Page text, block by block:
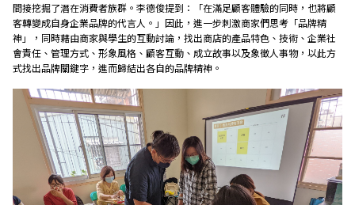
間接挖掘了潛在消費者族群。李德俊提到：「在滿足顧客體驗的同時，也將顧
客轉變成自身企業品牌的代言人。」因此，進一步刺激商家們思考「品牌精
神」，同時藉由商家與學生的互動討論，找出商店的產品特色、技術、企業社
會責任、管理方式、形象風格、顧客互動、成立故事以及象徵人事物，以此方
式找出品牌關鍵字，進而歸結出各自的品牌精神。